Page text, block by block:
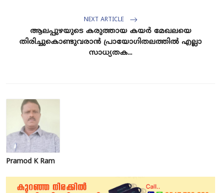
NEXT ARTICLE
ആലപ്പുഴയുടെ കരുത്തായ കയർ മേഖലയെ
തിരിച്ചുകൊണ്ടുവരാൻ പ്രായോഗിതലത്തിൽ എല്ലാ
സാധ്യതക...
Pramod K Ram